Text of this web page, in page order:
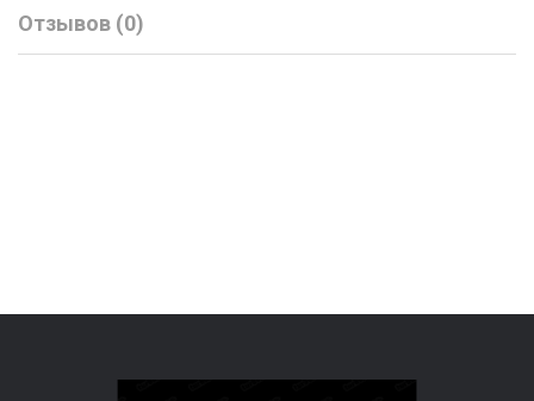
Отзывов (0)